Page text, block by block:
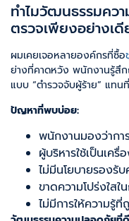
ทำไมวัฒนธรรมคว
ตรวจเพียงอย่างเดี
ผมเคยเจอหลายองค์กรที่ซื้อ
ย่างที่คาดหวัง พนักงานรู้สึก
แบบ “ตำรวจจับผู้ร้าย” แทน
ปัญหาที่พบบ่อย:
พนักงานมองว่ากา
ผู้บริหารใช้เป็นเค
ไม่มีนโยบายรองรั
ขาดความโปร่งใส
ไม่มีการให้ความรู้